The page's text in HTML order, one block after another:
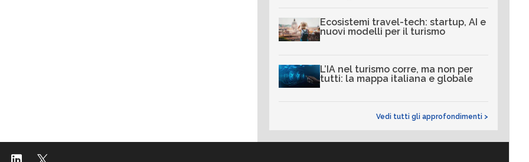
Ecosistemi travel-tech: startup, AI e
nuovi modelli per il turismo
L’IA nel turismo corre, ma non per
tutti: la mappa italiana e globale
Vedi tutti gli approfondimenti >